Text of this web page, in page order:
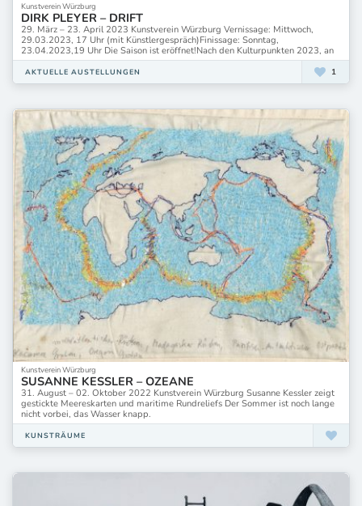
Kunstverein Würzburg
DIRK PLEYER – DRIFT
29. März – 23. April 2023 Kunstverein Würzburg Vernissage: Mittwoch,
29.03.2023, 17 Uhr (mit Künstlergespräch)Finissage: Sonntag,
23.04.2023,19 Uhr Die Saison ist eröffnet!Nach den Kulturpunkten 2023, an
AKTUELLE AUSTELLUNGEN 1
Kunstverein Würzburg
SUSANNE KESSLER – OZEANE
31. August – 02. Oktober 2022 Kunstverein Würzburg Susanne Kessler zeigt
gestickte Meereskarten und maritime Rundreliefs Der Sommer ist noch lange
nicht vorbei, das Wasser knapp.
KUNSTRÄUME